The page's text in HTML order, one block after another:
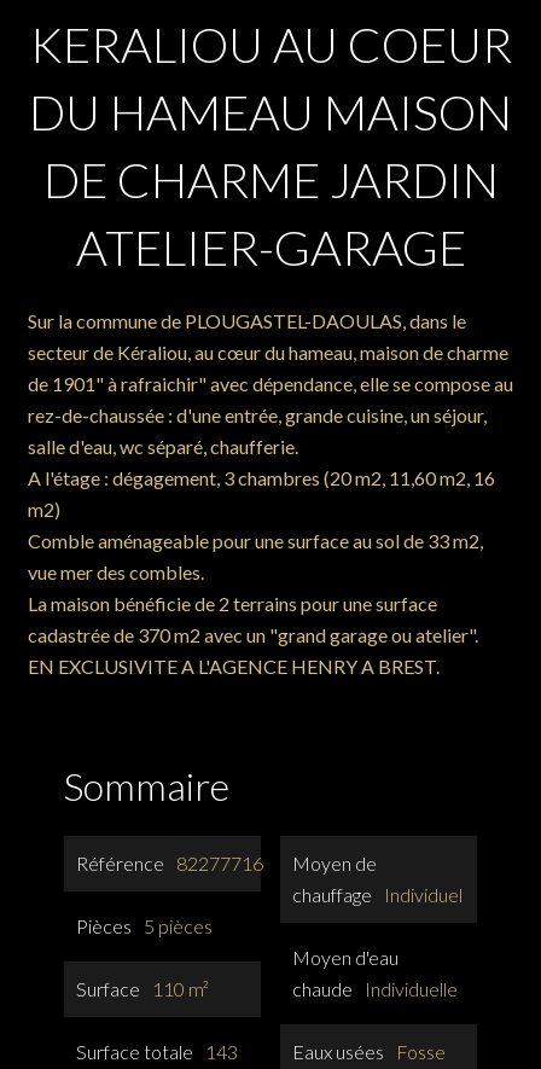
KERALIOU AU COEUR
DU HAMEAU MAISON
DE CHARME JARDIN
ATELIER-GARAGE
Sur la commune de PLOUGASTEL-DAOULAS, dans le
secteur de Kéraliou, au cœur du hameau, maison de charme
de 1901" à rafraichir" avec dépendance, elle se compose au
rez-de-chaussée : d'une entrée, grande cuisine, un séjour,
salle d'eau, wc séparé, chaufferie.
A l'étage : dégagement, 3 chambres (20 m2, 11,60 m2, 16
m2)
Comble aménageable pour une surface au sol de 33 m2,
vue mer des combles.
La maison bénéficie de 2 terrains pour une surface
cadastrée de 370 m2 avec un "grand garage ou atelier".
EN EXCLUSIVITE A L'AGENCE HENRY A BREST.
Sommaire
Référence 82277716
Pièces 5 pièces
Surface 110 m²
Surface totale
143
Moyen de
chauffage
Individuel
Moyen d'eau
chaude
Individuelle
Eaux usées
Fosse